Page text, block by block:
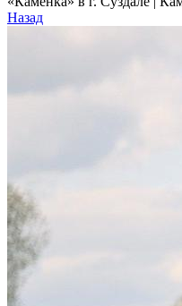
Назад